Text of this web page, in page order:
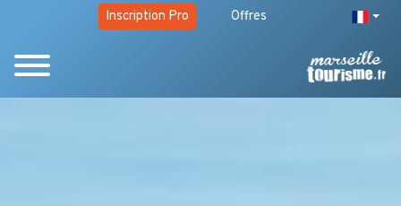
Inscription Pro Offres